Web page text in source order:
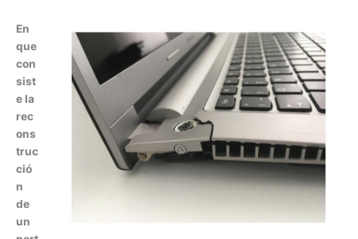
E
n
q
u
e
c
o
n
si
st